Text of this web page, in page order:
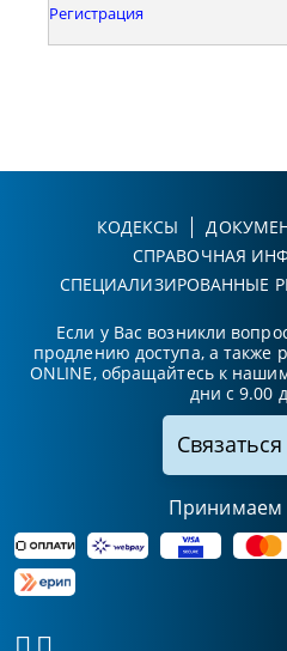
Регистрация
КОДЕКСЫ
СПРАВОЧНАЯ
СПЕЦИАЛИЗИРОВАННЫЕ
Если у Вас возникли
продлению доступа, а также
ONLINE, обращайтесь к
дни с 9.00
Принимаем